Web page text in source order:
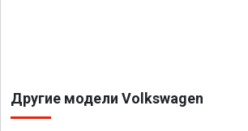
Другие модели Volkswagen